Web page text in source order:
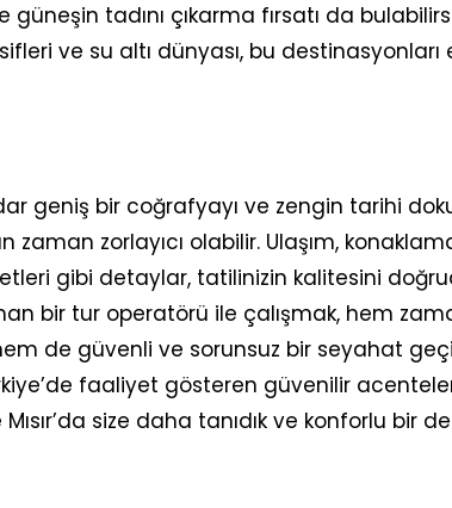
tadını çıkarma fırsatı da
ve su altı dünyası, bu destinasyonları
geniş bir coğrafyayı ve zengin tarihi
zaman zorlayıcı olabilir. Ulaşım,
gibi detaylar, tatilinizin kalitesini
bir tur operatörü ile çalışmak, hem
de güvenli ve sorunsuz bir seyahat
faaliyet gösteren güvenilir
size daha tanıdık ve konforlu bir